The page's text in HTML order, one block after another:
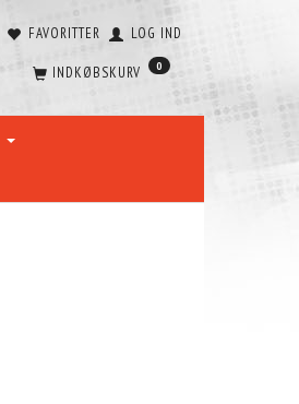
FAVORITTER LOG IND
INDKØBSKURV 0